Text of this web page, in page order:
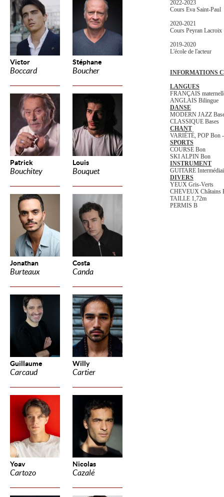
Victor
Boccard
Stéphane
Boucher
Patrick
Bouchitey
Louis
Bouquet
Jonathan
Burteaux
Costa
Canda
Guillaume
Carcaud
Willy
Cartier
Yoav
Cartozo
Nicolas
Cazalé
2022-2023
Cours Eva Saint-Paul
2020-2021
Cours Peyran Lacroix
2019-2020
L'école de l'acteur
INFORMATIONS
LANGUES
FRANÇAIS
ANGLAIS Bilingue
DANSE
MODERN JAZZ
CLASSIQUE Bases
CHANT
VARIÉTÉ, POP Bon
SPORTS
COURSE Bon
SKI ALPIN Bon
INSTRUMENT
GUITARE
DIVERS
YEUX Gris-Verts
CHEVEUX Châtains
TAILLE 1,72m
PERMIS B